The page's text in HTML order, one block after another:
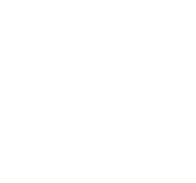
hun creativiteit,